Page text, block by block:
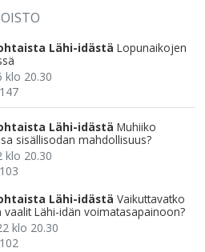
Lähi-idästä Lopunaikojen
klo 20.30
Lähi-idästä Muhiiko
sisällisodan mahdollisuus?
klo 20.30
Lähi-idästä Vaikuttavatko
vaalit Lähi-idän voimatasapainoon?
klo 20.30